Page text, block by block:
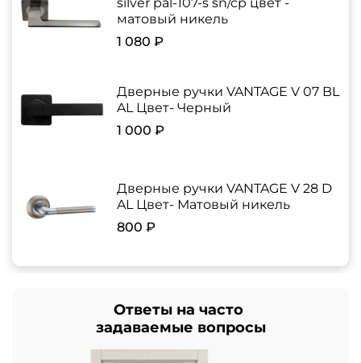
silver pal-107-s sn/cp цвет -
матовый никель
1 080 ₽
Дверные ручки VANTAGE V 07 BL
AL Цвет- Черный
1 000 ₽
Дверные ручки VANTAGE V 28 D
AL Цвет- Матовый никель
800 ₽
Ответы на часто
задаваемые вопросы